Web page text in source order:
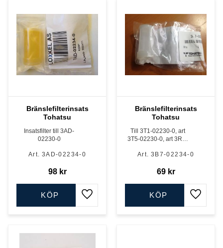
Bränslefilterinsats
Tohatsu
Insatsfilter till 3AD-
02230-0
3AD-02234-0
98kr
Lägg till i favoriter
KÖP
Bränslefilterinsats
Tohatsu
Till 3T1-02230-0, art
3T5-02230-0, art 3RS-
02230-0
3B7-02234-0
69kr
Lägg
KÖP